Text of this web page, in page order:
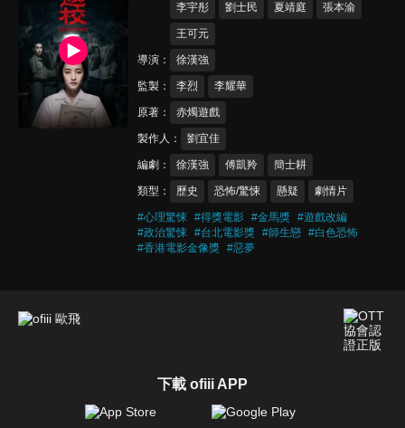
李宇彤 劉士民 夏靖庭 張本渝
王可元
導演 徐漢強
監製 李烈 李耀華
原著 赤燭遊戲
製作人 劉宜佳
編劇 徐漢強 傅凱羚 簡士耕
類型 歷史 恐怖/驚悚 懸疑 劇情片
#心理驚悚 #得獎電影 #金馬獎 #遊戲改編
#政治驚悚 #台北電影獎 #師生戀 #白色恐怖
#香港電影金像獎 #惡夢
下載 ofiii APP